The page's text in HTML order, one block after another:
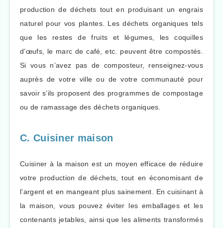
production de déchets tout en produisant un engrais
naturel pour vos plantes. Les déchets organiques tels
que les restes de fruits et légumes, les coquilles
d’œufs, le marc de café, etc. peuvent être compostés.
Si vous n’avez pas de composteur, renseignez-vous
auprès de votre ville ou de votre communauté pour
savoir s’ils proposent des programmes de compostage
ou de ramassage des déchets organiques.
C. Cuisiner maison
Cuisiner à la maison est un moyen efficace de réduire
votre production de déchets, tout en économisant de
l’argent et en mangeant plus sainement. En cuisinant à
la maison, vous pouvez éviter les emballages et les
contenants jetables, ainsi que les aliments transformés